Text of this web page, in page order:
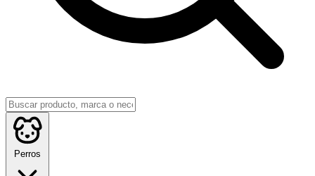
Perros